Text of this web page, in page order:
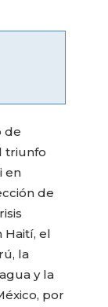
de
triunfo
en
de
Haití, el
la
y la
por